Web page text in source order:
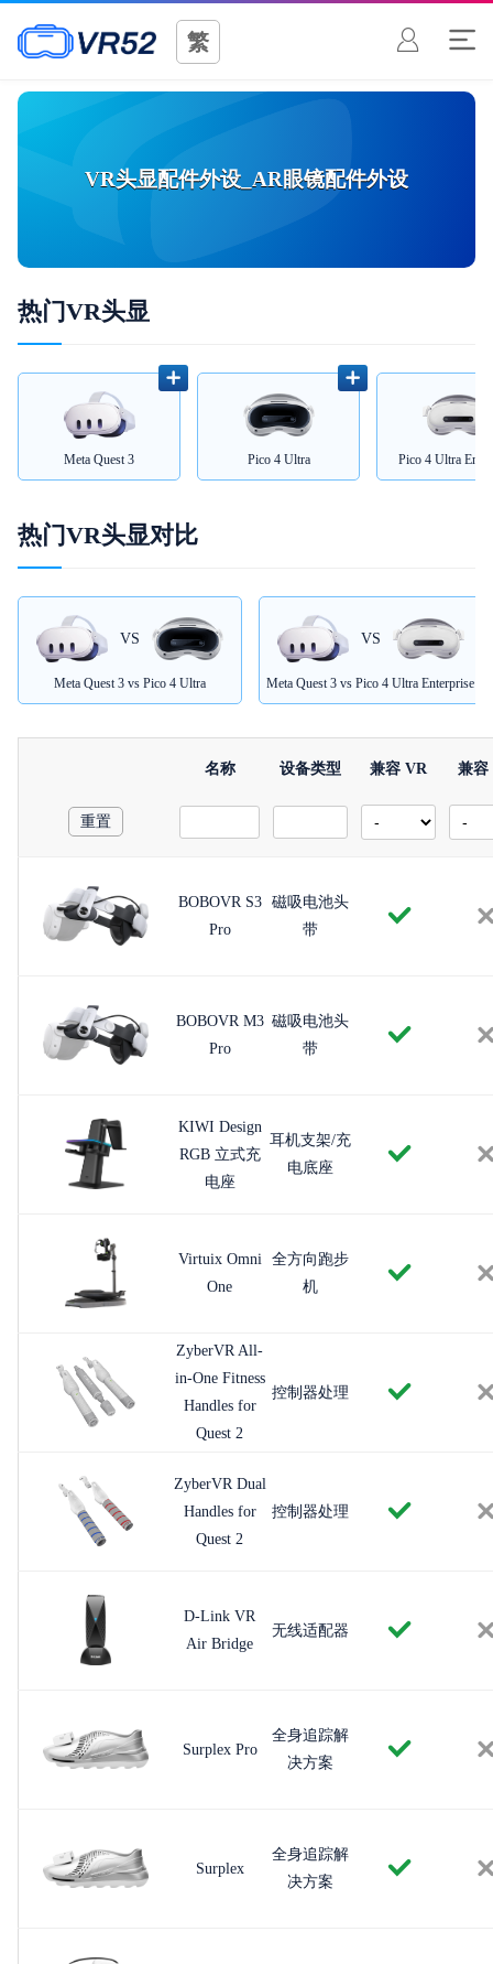
繁
VR头显配件外设_AR眼镜配件外设
热门VR头显
Meta Quest 3 Pico 4 Ultra Pico 4 Ultra
热门VR头显对比
VS
Meta Quest 3 vs Pico 4 Ultra
VS
Meta Quest 3 vs Pico 4 Ultra Enterprise
名称 设备类型 兼容 VR 兼容
重置
BOBOVR S3
Pro
磁吸电池头
带
BOBOVR M3
Pro
磁吸电池头
带
KIWI Design
RGB 立式充
电座
耳机支架/充
电底座
Virtuix Omni
One
全方向跑步
机
ZyberVR All-
in-One Fitness
Handles for
Quest 2
控制器处理
ZyberVR Dual
Handles for
Quest 2
控制器处理
D-Link VR
Air Bridge
无线适配器
Surplex Pro
全身追踪解
决方案
Surplex
全身追踪解
决方案